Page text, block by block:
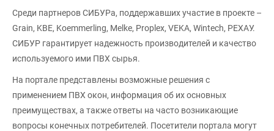
Среди партнеров СИБУРа, поддержавших участие в проекте –
Grain, KBE, Koemmerling, Melke, Proplex, VEKA, Wintech, РЕХАУ.
СИБУР гарантирует надежность производителей и качество
используемого ими ПВХ сырья.
На портале представлены возможные решения с
применением ПВХ окон, информация об их основных
преимуществах, а также ответы на часто возникающие
вопросы конечных потребителей. Посетители портала могут